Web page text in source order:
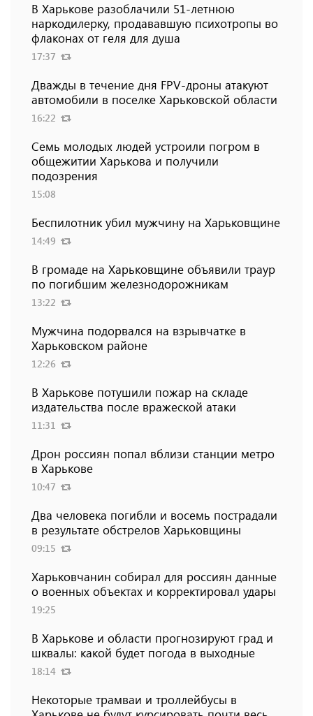
В Харькове разоблачили 51-летнюю
наркодилерку, продававшую психотропы во
флаконах от геля для душа
17:37
Дважды в течение дня FPV-дроны атакуют
автомобили в поселке Харьковской области
16:22
Семь молодых людей устроили погром в
общежитии Харькова и получили
подозрения
15:08
Беспилотник убил мужчину на Харьковщине
14:49
В громаде на Харьковщине объявили траур
по погибшим железнодорожникам
13:22
Мужчина подорвался на взрывчатке в
Харьковском районе
12:26
В Харькове потушили пожар на складе
издательства после вражеской атаки
11:31
Дрон россиян попал вблизи станции метро
в Харькове
10:47
Два человека погибли и восемь пострадали
в результате обстрелов Харьковщины
09:15
Харьковчанин собирал для россиян данные
о военных объектах и ​​корректировал удары
19:25
В Харькове и области прогнозируют град и
шквалы: какой будет погода в выходные
18:14
Некоторые трамваи и троллейбусы в